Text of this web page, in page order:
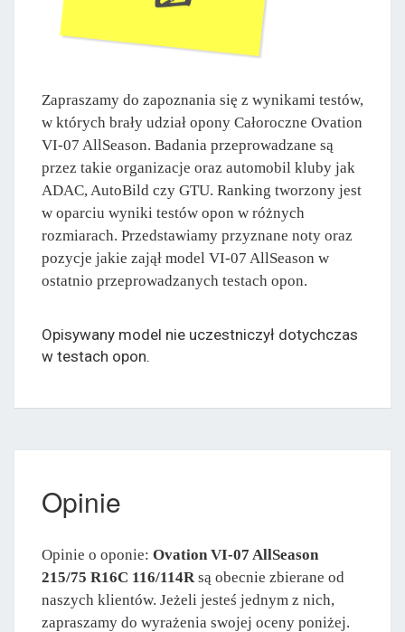
Zapraszamy do zapoznania się z wynikami testów,
w których brały udział opony Całoroczne Ovation
VI-07 AllSeason. Badania przeprowadzane są
przez takie organizacje oraz automobil kluby jak
ADAC, AutoBild czy GTU. Ranking tworzony jest
w oparciu wyniki testów opon w różnych
rozmiarach. Przedstawiamy przyznane noty oraz
pozycje jakie zajął model VI-07 AllSeason w
ostatnio przeprowadzanych testach opon.
Opisywany model nie uczestniczył dotychczas
w testach opon.
Opinie
Opinie o oponie: Ovation VI-07 AllSeason
215/75 R16C 116/114R są obecnie zbierane od
naszych klientów. Jeżeli jesteś jednym z nich,
zapraszamy do wyrażenia swojej oceny poniżej.